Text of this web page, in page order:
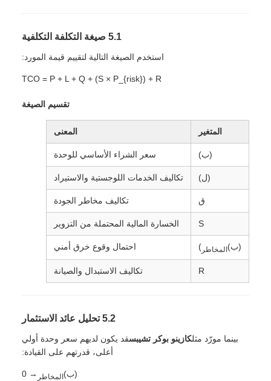
استخدم الصيغة التالية لتقييم قيمة المورد:
TCO = P + L + Q + (S × P_{risk}) + R
تقسيم الصيغة
المتغير المعنى
سعر الشراء الأساسي للوحدة
تكاليف الخدمات اللوجستية والاستيراد
تكاليف مخاطر الجودة
الخسارة المالية المحتملة من التزوير
المخاطر احتمال وقوع خرق أمني
تكاليف الاستبدال والصيانة
بينما مورّد مثلكازينو بوكر تشيبسقد يكون لديهم سعر وحدة أولي
أعلى، قدرتهم على القيادة:
المخاطر → 0